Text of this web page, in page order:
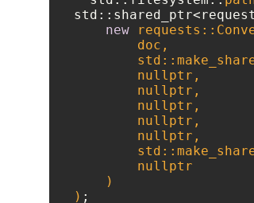
new
        doc,
nullptr ,
nullptr ,
nullptr ,
nullptr ,
nullptr ,
nullptr
    )
)